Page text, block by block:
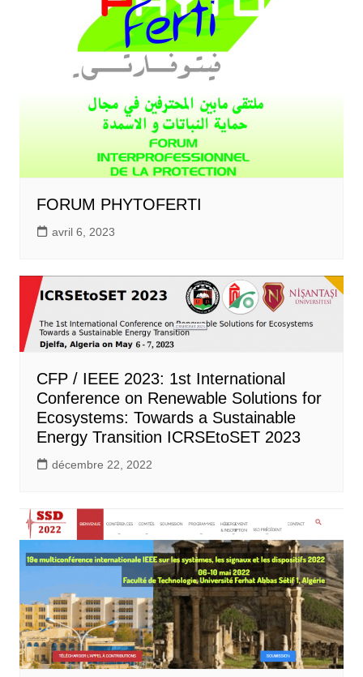
FORUM PHYTOFERTI
avril 6, 2023
CFP / IEEE 2023: 1st International
Conference on Renewable Solutions for
Ecosystems: Towards a Sustainable
Energy Transition ICRSEtoSET 2023
décembre 22, 2022